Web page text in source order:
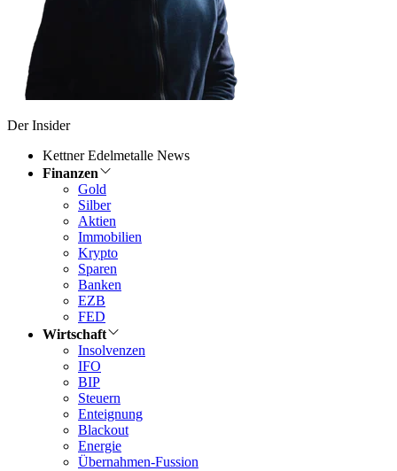
Der Insider
Kettner Edelmetalle News
Finanzen
Gold
Silber
Aktien
Immobilien
Krypto
Sparen
Banken
EZB
FED
Wirtschaft
Insolvenzen
IFO
BIP
Steuern
Enteignung
Blackout
Energie
Übernahmen-Fussion